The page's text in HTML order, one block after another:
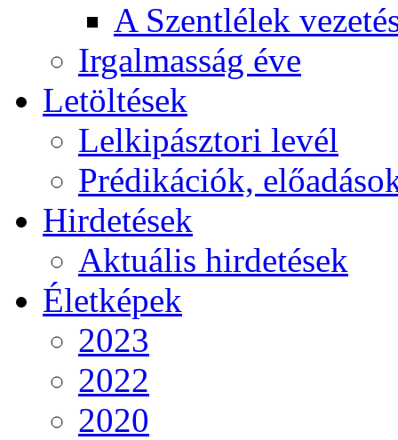
A Szentlélek
Irgalmasság éve
Letöltések
Lelkipásztori levél
Prédikációk,
Hirdetések
Aktuális hirdetések
Életképek
2023
2022
2020